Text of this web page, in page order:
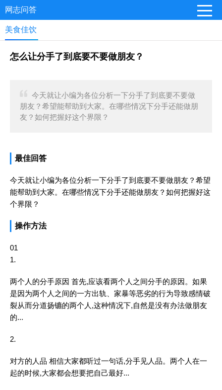
网志问答
美食佳饮
怎么让分手了到底要不要做朋友？
今天就让小编为各位分析一下分手了到底要不要做
朋友？希望能帮助到大家。在哪些情况下分手还能做朋
友？如何把握好这个界限？
最佳回答
今天就让小编为各位分析一下分手了到底要不要做朋友？希望
能帮助到大家。在哪些情况下分手还能做朋友？如何把握好这
个界限？
操作方法
01
1.
两个人的分手原因 首先,应该看两个人之间分手的原因。如果
是因为两个人之间的一方出轨、家暴等恶劣的行为导致感情破
裂从而分道扬镳的两个人,这种情况下,自然是没有办法做朋友
的...
2.
对方的人品 相信大家都听过一句话,分手见人品。两个人在一
起的时候,大家都会想要把自己最好...